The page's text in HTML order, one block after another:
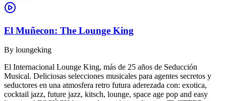
El Muñecon: The Lounge King
By loungeking
El Internacional Lounge King, más de 25 años de Seducción
Musical. Deliciosas selecciones musicales para agentes secretos y
seductores en una atmosfera retro futura aderezada con: exotica,
cocktail jazz, future jazz, kitsch, lounge, space age pop and easy